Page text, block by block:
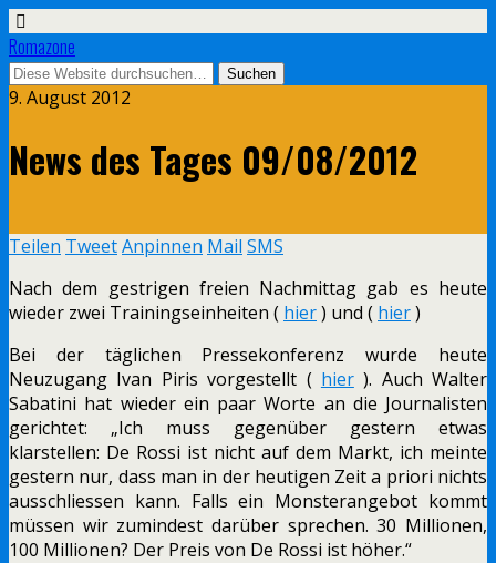
Romazone
9. August 2012
News des Tages 09/08/2012
Teilen TweetAnpinnen Mail SMS
Nach dem gestrigen freien Nachmittag gab es heute
wieder zwei Trainingseinheiten ( hier) und ( hier)
Bei der täglichen Pressekonferenz wurde heute
Neuzugang Ivan Piris vorgestellt ( hier). Auch Walter
Sabatini hat wieder ein paar Worte an die Journalisten
gerichtet: „Ich muss gegenüber gestern etwas
klarstellen: De Rossi ist nicht auf dem Markt, ich meinte
gestern nur, dass man in der heutigen Zeit a priori nichts
ausschliessen kann. Falls ein Monsterangebot kommt
müssen wir zumindest darüber sprechen. 30 Millionen,
100 Millionen? Der Preis von De Rossi ist höher.“